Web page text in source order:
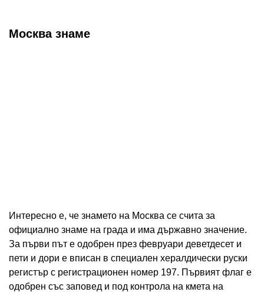
Москва знаме
Интересно е, че знамето на Москва се счита за
официално знаме на града и има държавно значение.
За първи път е одобрен през февруари деветдесет и
пети и дори е вписан в специален хералдически руски
регистър с регистрационен номер 197. Първият флаг е
одобрен със заповед и под контрола на кмета на